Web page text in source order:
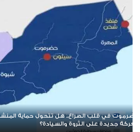
بعد حرب الممرات وتمدد الإرهاب.. هل يقترب
قضية شعب الجنوب؟